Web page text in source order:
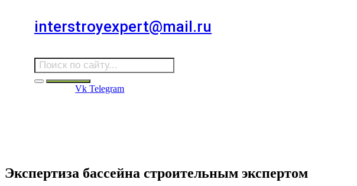
interstroyexpert@mail.ru
Vk Telegram
Экспертиза бассейна строительным экспертом